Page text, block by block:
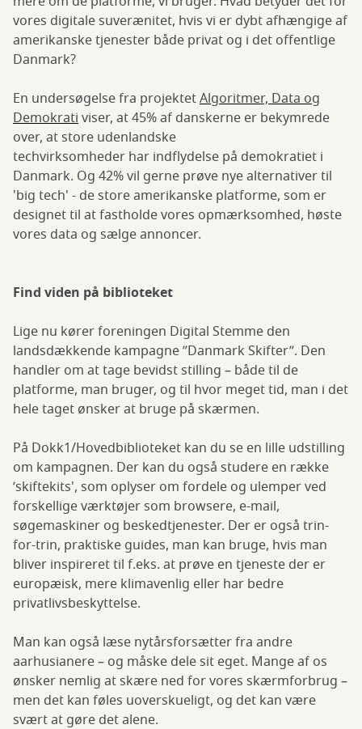
vores digitale suverænitet, hvis vi er dybt afhængige af
amerikanske tjenester både privat og i det offentlige
Danmark?
En undersøgelse fra projektetAlgoritmer, Data og
Demokrativiser, at 45% af danskerne er bekymrede
over, at store udenlandske
techvirksomheder har indflydelse på demokratiet i
Danmark. Og 42% vil gerne prøve nye alternativer til
'big tech' - de store amerikanske platforme, som er
designet til at fastholde vores opmærksomhed, høste
vores data og sælge annoncer.
Find viden på biblioteket
Lige nu kører foreningen Digital Stemme den
landsdækkende kampagne ”Danmark Skifter”. Den
handler om at tage bevidst stilling – både til de
platforme, man bruger, og til hvor meget tid, man i det
hele taget ønsker at bruge på skærmen.
På Dokk1/Hovedbiblioteket kan du se en lille udstilling
om kampagnen. Der kan du også studere en række
’skiftekits', som oplyser om fordele og ulemper ved
forskellige værktøjer som browsere, e-mail,
søgemaskiner og beskedtjenester. Der er også trin-
for-trin, praktiske guides, man kan bruge, hvis man
bliver inspireret til f.eks. at prøve en tjeneste der er
europæisk, mere klimavenlig eller har bedre
privatlivsbeskyttelse.
Man kan også læse nytårsforsætter fra andre
aarhusianere – og måske dele sit eget. Mange af os
ønsker nemlig at skære ned for vores skærmforbrug –
men det kan føles uoverskueligt, og det kan være
svært at gøre det alene.